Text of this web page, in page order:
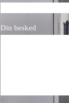
Din besked